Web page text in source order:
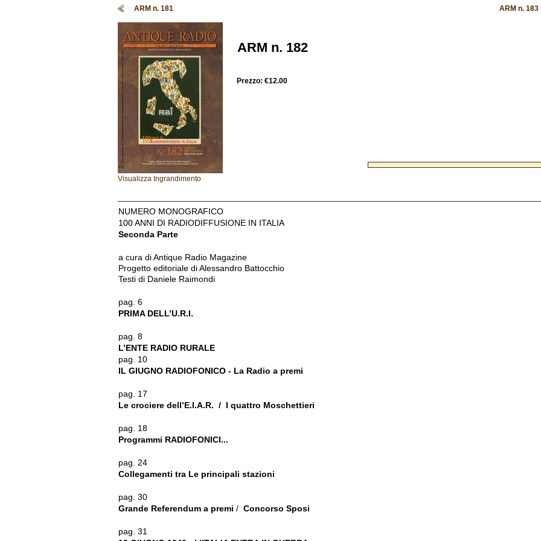
ARM n. 181 ARM n. 183
Visualizza Ingrandimento
ARM n. 182
Prezzo: €12.00
NUMERO MONOGRAFICO
100 ANNI DI RADIODIFFUSIONE IN ITALIA
Seconda Parte
a cura di Antique Radio Magazine
Progetto editoriale di Alessandro Battocchio
Testi di Daniele Raimondi
pag. 6
PRIMA DELL’U.R.I.
pag. 8
L’ENTE RADIO RURALE
pag. 10
IL GIUGNO RADIOFONICO - La Radio a premi
pag. 17
Le crociere dell’E.I.A.R. / I quattro Moschettieri
pag. 18
Programmi RADIOFONICI...
pag. 24
Collegamenti tra Le principali stazioni
pag. 30
Grande Referendum a premi / Concorso Sposi
pag. 31